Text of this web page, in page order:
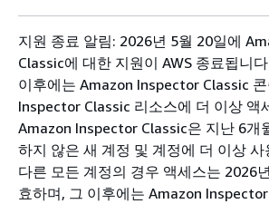
지원 종료 알림: 2026년 5월 20일에
Classic에 대한 지원이 AWS 종료됩니
이후에는 Amazon Inspector Classic
Inspector Classic 리소스에 더 이상 액
Amazon Inspector Classic은 지난 6개
하지 않은 새 계정 및 계정에 더 이상
다른 모든 계정의 경우 액세스는 2026
효하며, 그 이후에는 Amazon